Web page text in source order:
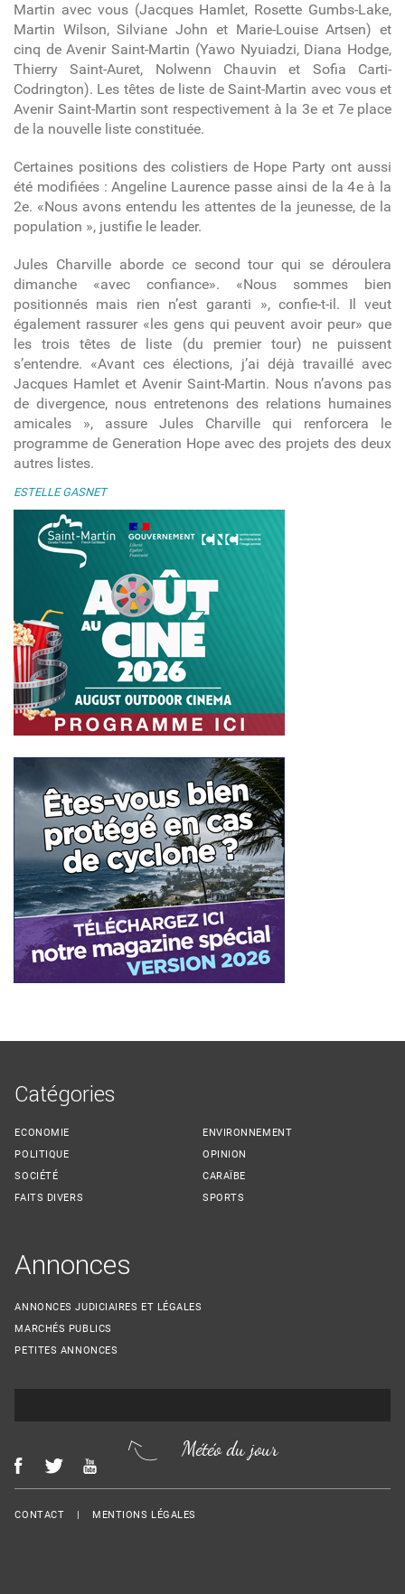
Martin avec vous (Jacques Hamlet, Rosette Gumbs-Lake,
Martin Wilson, Silviane John et Marie-Louise Artsen) et
cinq de Avenir Saint-Martin (Yawo Nyuiadzi, Diana Hodge,
Thierry Saint-Auret, Nolwenn Chauvin et Sofia Carti-
Codrington). Les têtes de liste de Saint-Martin avec vous et
Avenir Saint-Martin sont respectivement à la 3e et 7eplace
de la nouvelle liste constituée.
Certaines positions des colistiers de Hope Party ont aussi
été modifiées : Angeline Laurence passe ainsi de la 4eà la
2e. «Nous avons entendu les attentes de la jeunesse, de la
population », justifie le leader.
Jules Charville aborde ce second tour qui se déroulera
dimanche «avec confiance». «Nous sommes bien
positionnés mais rien n’est garanti », confie-t-il. Il veut
également rassurer «les gens qui peuvent avoir peur» que
les trois têtes de liste (du premier tour) ne puissent
s’entendre. «Avant ces élections, j’ai déjà travaillé avec
Jacques Hamlet et Avenir Saint-Martin. Nous n’avons pas
de divergence, nous entretenons des relations humaines
amicales », assure Jules Charville qui renforcera le
programme de Generation Hope avec des projets des deux
autres listes.
ESTELLE GASNET
Catégories
ECONOMIE
POLITIQUE
SOCIÉTÉ
FAITS DIVERS
ENVIRONNEMENT
OPINION
CARAÏBE
SPORTS
Annonces
ANNONCES JUDICIAIRES ET LÉGALES
MARCHÉS PUBLICS
PETITES ANNONCES
Météo du jour
Menu Footer
CONTACT MENTIONS LÉGALES